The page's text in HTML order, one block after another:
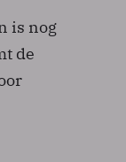
is nog
de